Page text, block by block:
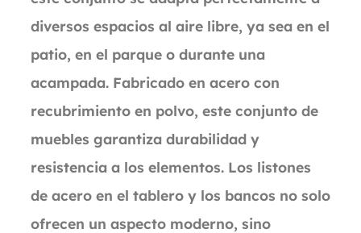
diversos espacios al aire libre, ya sea en el
patio, en el parque o durante una
acampada. Fabricado en acero con
recubrimiento en polvo, este conjunto de
muebles garantiza durabilidad y
resistencia a los elementos. Los listones
de acero en el tablero y los bancos no solo
ofrecen un aspecto moderno, sino